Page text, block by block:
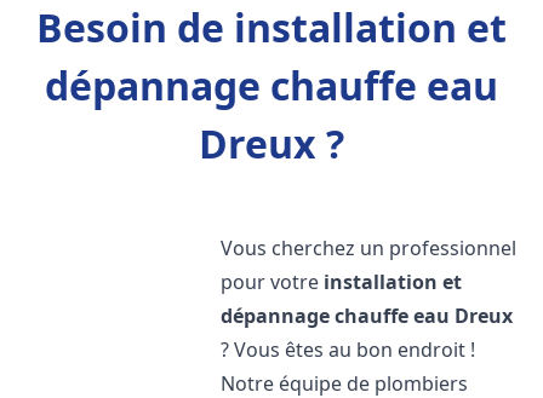
Besoin de installation et
dépannage chauffe eau
Dreux ?
Vous cherchez un professionnel
pour votre installation et
dépannage chauffe eau Dreux
? Vous êtes au bon endroit !
Notre équipe de plombiers